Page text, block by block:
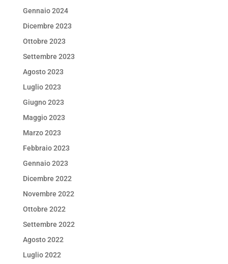
Gennaio 2024
Dicembre 2023
Ottobre 2023
Settembre 2023
Agosto 2023
Luglio 2023
Giugno 2023
Maggio 2023
Marzo 2023
Febbraio 2023
Gennaio 2023
Dicembre 2022
Novembre 2022
Ottobre 2022
Settembre 2022
Agosto 2022
Luglio 2022